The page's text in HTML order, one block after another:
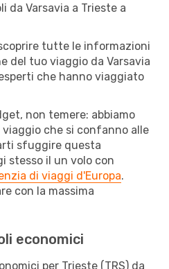
da Varsavia a Trieste a
tutte le informazioni
del tuo viaggio da Varsavia
che hanno viaggiato
non temere: abbiamo
che si confanno alle
sfuggire questa
stesso il un volo con
di viaggi d'Europa.
con la massima
economici
per Trieste (TRS) da